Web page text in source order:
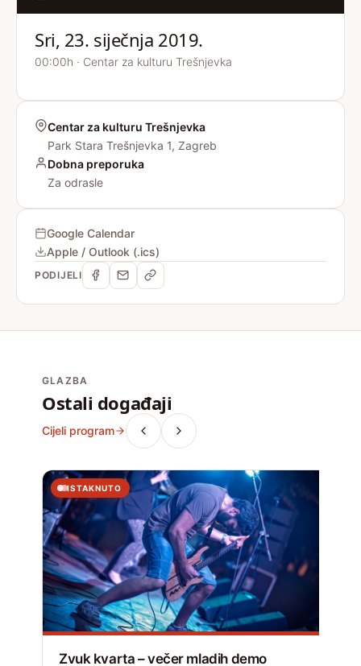
Sri, 23. siječnja 2019.
00:00h · Centar za kulturu Trešnjevka
Centar za kulturu Trešnjevka
Park Stara Trešnjevka 1, Zagreb
Dobna preporuka
Za odrasle
Google Calendar
Apple / Outlook (.ics)
PODIJELI
GLAZBA
Ostali događaji
Cijeli program
ISTAKNUTO
Zvuk kvarta – večer mladih demo